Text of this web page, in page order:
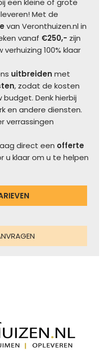
Met de
van Veronthuizen.nl in
vanaf €250,- zijn
100% klaar
uitbreiden met
, zodat de kosten
Denk hierbij
en andere diensten.
verrassingen
direct een offerte
u klaar om u te helpen